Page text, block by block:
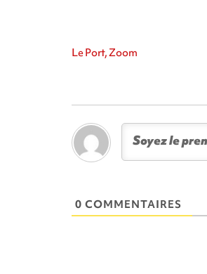
Le Port, Zoom
0 COMMENTAIRES